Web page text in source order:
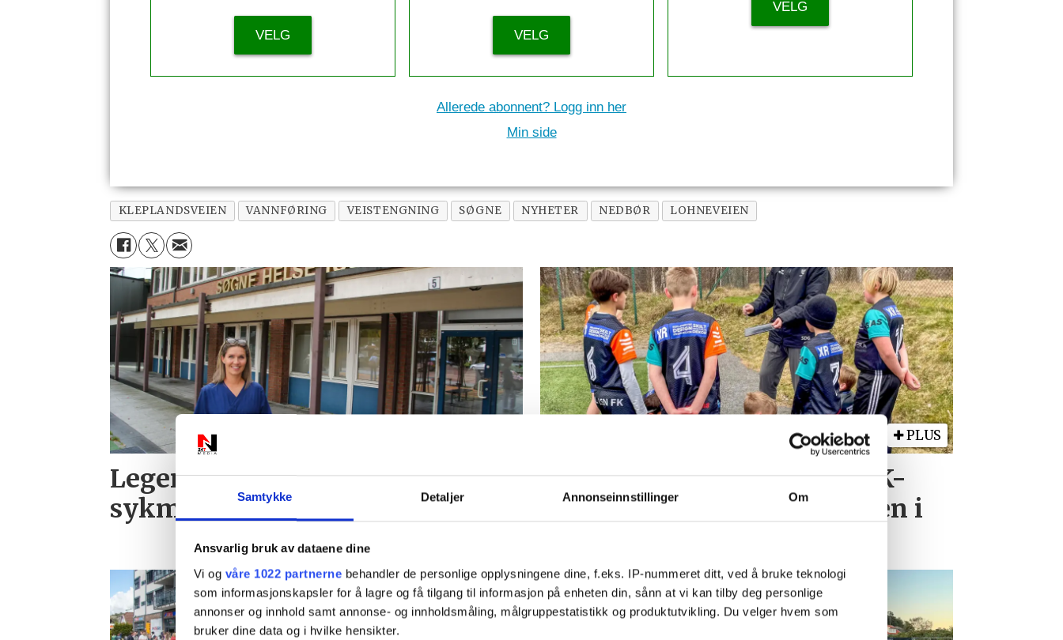
Samtykke Detaljer Annonseinnstillinger Om
Ansvarlig bruk av dataene dine
Vi og våre 1022 partnerne behandler de personlige opplysningene dine, f.eks. IP-nummeret ditt, ved å bruke teknologi
som informasjonskapsler for å lagre og få tilgang til informasjon på enheten din, sånn at vi kan tilby deg personlige
annonser og innhold samt annonse- og innholdsmåling, målgruppestatistikk og produktutvikling. Du velger hvem som
bruker dine data og i hvilke hensikter.
VELG VELG
VELG
Allerede abonnent? Logg inn her
Min side
KLEPLANDSVEIEN VANNFØRING VEISTENGNING SØGNE NYHETER NEDBØR LOHNEVEIEN
Leger får betalt for å la være å
sykmelde
PLUS
NFF advarer etter Høllen FK-
boikotten: Kan miste plassen i